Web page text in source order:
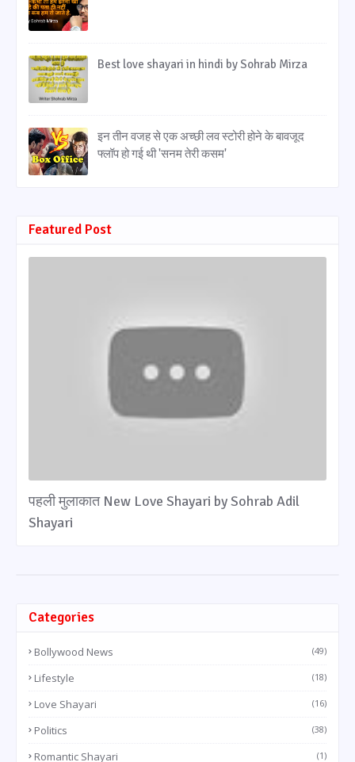
Best love shayari in hindi by Sohrab Mirza
इन तीन वजह से एक अच्छी लव स्टोरी होने के बावजूद
फ्लॉप हो गई थी 'सनम तेरी कसम'
Featured Post
पहली मुलाकात New Love Shayari by Sohrab Adil
Shayari
Categories
Bollywood News (49)
Lifestyle (18)
Love Shayari (16)
Politics (38)
Romantic Shayari (1)